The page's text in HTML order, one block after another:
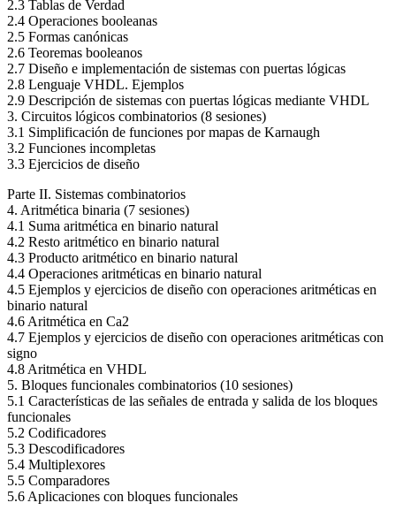
2.3 Tablas de Verdad
2.4 Operaciones booleanas
2.5 Formas canónicas
2.6 Teoremas booleanos
2.7 Diseño e implementación de sistemas con puertas lógicas
2.8 Lenguaje VHDL. Ejemplos
2.9 Descripción de sistemas con puertas lógicas mediante VHDL
3. Circuitos lógicos combinatorios (8 sesiones)
3.1 Simplificación de funciones por mapas de Karnaugh
3.2 Funciones incompletas
3.3 Ejercicios de diseño
Parte II. Sistemas combinatorios
4. Aritmética binaria (7 sesiones)
4.1 Suma aritmética en binario natural
4.2 Resto aritmético en binario natural
4.3 Producto aritmético en binario natural
4.4 Operaciones aritméticas en binario natural
4.5 Ejemplos y ejercicios de diseño con operaciones aritméticas en
binario natural
4.6 Aritmética en Ca2
4.7 Ejemplos y ejercicios de diseño con operaciones aritméticas con
signo
4.8 Aritmética en VHDL
5. Bloques funcionales combinatorios (10 sesiones)
5.1 Características de las señales de entrada y salida de los bloques
funcionales
5.2 Codificadores
5.3 Descodificadores
5.4 Multiplexores
5.5 Comparadores
5.6 Aplicaciones con bloques funcionales